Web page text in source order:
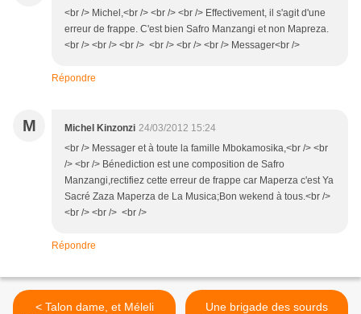
<br /> Michel,<br /> <br /> <br /> Effectivement, il s'agit d'une
erreur de frappe. C'est bien Safro Manzangi et non Mapreza.
<br /> <br /> <br /> <br /> <br /> <br /> Messager<br />
Répondre
M Michel Kinzonzi 24/03/2012 15:24
<br /> Messager et à toute la famille Mbokamosika,<br /> <br
/> <br /> Bénediction est une composition de Safro
Manzangi,rectifiez cette erreur de frappe car Maperza c'est Ya
Sacré Zaza Maperza de La Musica;Bon wekend à tous.<br />
<br /> <br /> <br />
Répondre
< Talon dame, et Méleli
Une brigade des sourds